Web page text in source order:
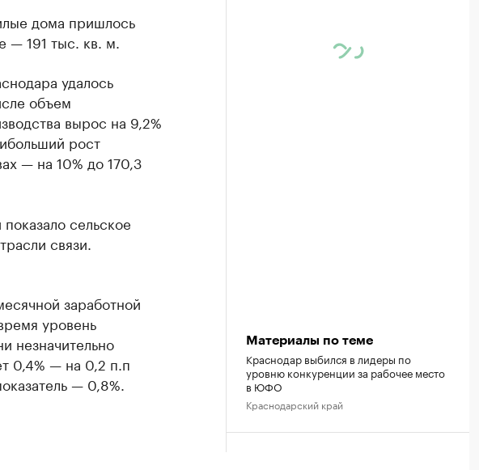
дома пришлось
— 191 тыс. кв. м.
удалось
объем
вырос на 9,2%
рост
— на 10% до 170,3
сельское
связи.
заработной
уровень
незначительно
0,4% — на 0,2 п.п
— 0,8%.
Материалы по теме
Краснодар выбился в лидеры по
уровню конкуренции за рабочее место
в ЮФО
Краснодарский край